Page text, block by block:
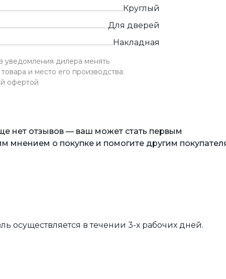
Круглый
Для дверей
Накладная
уведомления дилера менять
и место его производства.
офертой
нет отзывов — ваш может стать первым
мнением о покупке и помогите другим
осуществляется в течении 3-х рабочих дней.